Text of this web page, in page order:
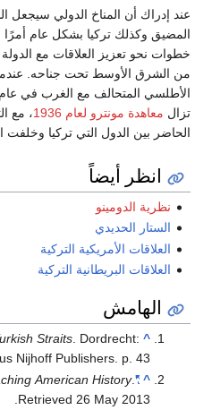
عند إدراك أن المناخ الدولي سيجعل
المضيق وكذلك تركيا بشكل عام أمرًا
خطوات نحو تعزيز العلاقات مع
من الشرق الأوسط تحت جناحه.
الأطلسي المتحالف مع الغرب في عام 1952، تبددت هذه الآمال.
تزال معاهدة مونترو لعام 1936
، مع
الحاضر بين الدول التي تركيا وخلفت
انظر أيضاً
نظرية الدومينو
الستار الحديدي
العلاقات الأمريكية التركية
العلاقات البريطانية التركية
الهامش
^
Straits. Dordrecht:
Nijhoff Publishers. p. 43.
^
"Turkish Straits Crisis"
American History.
Retrieved 26 May 2013